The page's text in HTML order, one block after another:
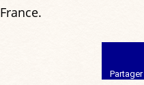
France.